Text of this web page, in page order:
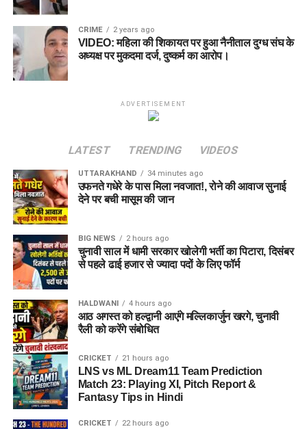
CRIME 2 years ago
VIDEO: महिला की शिकायत पर हुआ नैनीताल दुग्ध संघ के
अध्यक्ष पर मुकदमा दर्ज, दुष्कर्म का आरोप।
ADVERTISEMENT
LATEST TRENDING VIDEOS
UTTARAKHAND 34 minutes ago
उफनते गधेरे के पास मिला नवजात!, रोने की आवाज सुनाई
देने पर बची मासूम की जान
BIG NEWS 2 hours ago
चुनावी साल में धामी सरकार खोलेगी भर्ती का पिटारा, दिसंबर
से पहले ढाई हजार से ज्यादा पदों के लिए फॉर्म
HALDWANI 4 hours ago
आठ अगस्त को हल्द्वानी आएंगे मल्लिकार्जुन खरगे, चुनावी
रैली को करेंगे संबोधित
CRICKET 21 hours ago
LNS vs ML Dream11 Team Prediction
Match 23: Playing XI, Pitch Report &
Fantasy Tips in Hindi
CRICKET 22 hours ago